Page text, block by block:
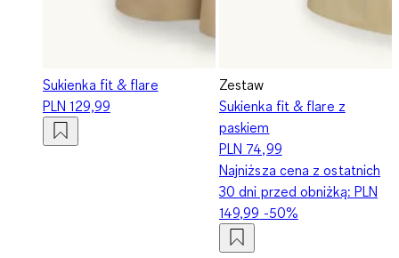
Sukienka fit & flare
PLN 129,99
Zestaw
Sukienka fit & flare z
paskiem
PLN 74,99
Najniższa cena z ostatnich
30 dni przed obniżką: PLN
149,99 -50%